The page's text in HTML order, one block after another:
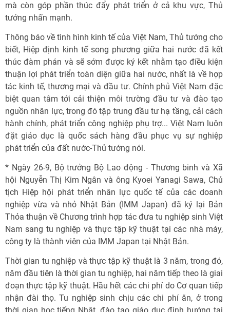
mà còn góp phần thúc đẩy phát triển ở cả khu vực, Thủ
tướng nhấn mạnh.
Thông báo về tình hình kinh tế của Việt Nam, Thủ tướng cho
biết, Hiệp định kinh tế song phương giữa hai nước đã kết
thúc đàm phán và sẽ sớm được ký kết nhằm tạo điều kiện
thuận lợi phát triển toàn diện giữa hai nước, nhất là về hợp
tác kinh tế, thương mại và đầu tư. Chính phủ Việt Nam đặc
biệt quan tâm tới cải thiện môi trường đầu tư và đào tạo
nguồn nhân lực, trong đó tập trung đầu tư hạ tầng, cải cách
hành chính, phát triển công nghiệp phụ trợ... Việt Nam luôn
đặt giáo dục là quốc sách hàng đầu phục vụ sự nghiệp
phát triển của đất nước-Thủ tướng nói.
* Ngày 26-9, Bộ trưởng Bộ Lao động - Thương binh và Xã
hội Nguyễn Thị Kim Ngân và ông Kyoei Yanagi Sawa, Chủ
tịch Hiệp hội phát triển nhân lực quốc tế của các doanh
nghiệp vừa và nhỏ Nhật Bản (IMM Japan) đã ký lại Bản
Thỏa thuận về Chương trình hợp tác đưa tu nghiệp sinh Việt
Nam sang tu nghiệp và thực tập kỹ thuật tại các nhà máy,
công ty là thành viên của IMM Japan tại Nhật Bản.
Thời gian tu nghiệp và thực tập kỹ thuật là 3 năm, trong đó,
năm đầu tiên là thời gian tu nghiệp, hai năm tiếp theo là giai
đoạn thực tập kỹ thuật. Hầu hết các chi phí do Cơ quan tiếp
nhận đài thọ. Tu nghiệp sinh chịu các chi phí ăn, ở trong